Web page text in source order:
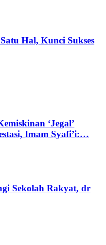
Hal, Kunci Sukses
‘Jegal’
Imam Syafi’i:…
Sekolah Rakyat, dr